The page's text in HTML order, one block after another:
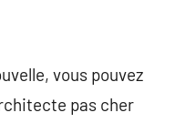
vous pouvez
pas cher